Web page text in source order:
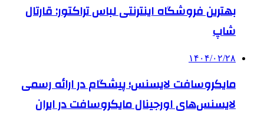
بهترین فروشگاه اینترنتی لباس تراکتور: قارتال
شاپ
۱۴۰۴/۰۲/۲۸
مایکروسافت لایسنس؛ پیشگام در ارائه رسمی
لایسنس‌های اورجینال مایکروسافت در ایران